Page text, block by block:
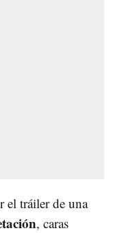
el tráiler de una
, caras